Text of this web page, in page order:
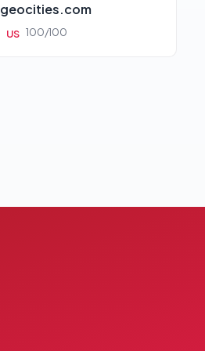
geocities.com
US 100/100